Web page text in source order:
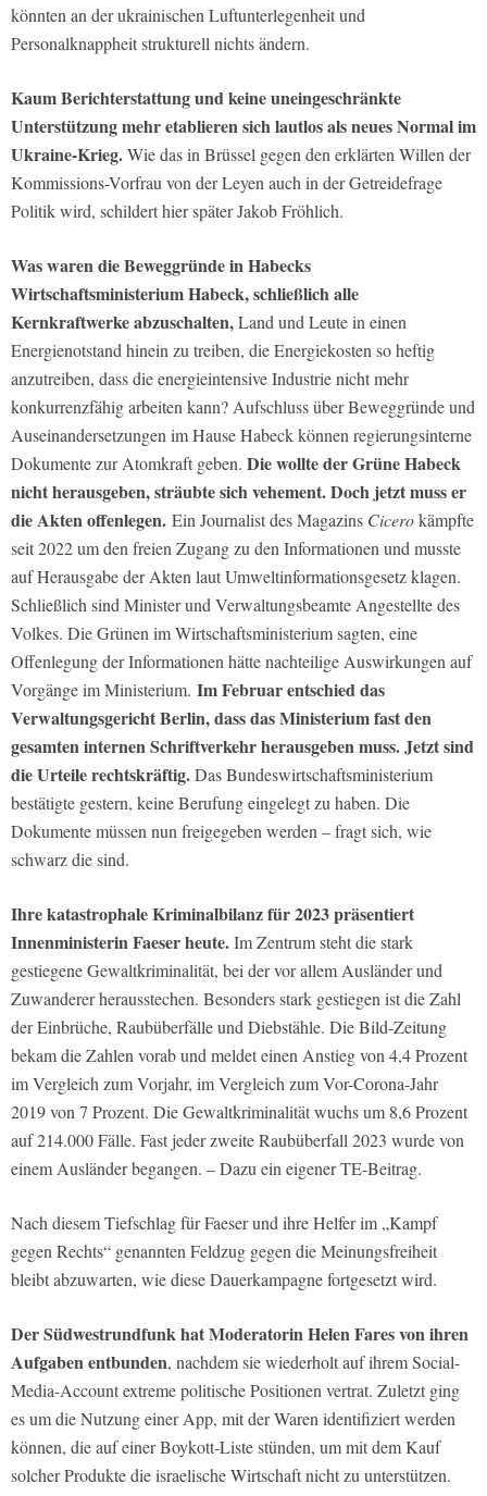
könnten an der ukrainischen Luftunterlegenheit und
Personalknappheit strukturell nichts ändern.
Kaum Berichterstattung und keine uneingeschränkte
Unterstützung mehr etablieren sich lautlos als neues Normal im
Ukraine-Krieg.Wie das in Brüssel gegen den erklärten Willen der
Kommissions-Vorfrau von der Leyen auch in der Getreidefrage
Politik wird, schildert hier später Jakob Fröhlich.
Was waren die Beweggründe in Habecks
Wirtschaftsministerium Habeck, schließlich alle
Kernkraftwerke abzuschalten,Land und Leute in einen
Energienotstand hinein zu treiben, die Energiekosten so heftig
anzutreiben, dass die energieintensive Industrie nicht mehr
konkurrenzfähig arbeiten kann? Aufschluss über Beweggründe und
Auseinandersetzungen im Hause Habeck können regierungsinterne
Dokumente zur Atomkraft geben. Die wollte der Grüne Habeck
nicht herausgeben, sträubte sich vehement. Doch jetzt muss er
die Akten offenlegen. Ein Journalist des Magazins Cicerokämpfte
seit 2022 um den freien Zugang zu den Informationen und musste
auf Herausgabe der Akten laut Umweltinformationsgesetz klagen.
Schließlich sind Minister und Verwaltungsbeamte Angestellte des
Volkes. Die Grünen im Wirtschaftsministerium sagten, eine
Offenlegung der Informationen hätte nachteilige Auswirkungen auf
Vorgänge im Ministerium. Im Februar entschied das
Verwaltungsgericht Berlin, dass das Ministerium fast den
gesamten internen Schriftverkehr herausgeben muss.Jetzt sind
die Urteile rechtskräftig.Das Bundeswirtschaftsministerium
bestätigte gestern, keine Berufung eingelegt zu haben. Die
Dokumente müssen nun freigegeben werden – fragt sich, wie
schwarz die sind.
Ihre katastrophale Kriminalbilanz für 2023 präsentiert
Innenministerin Faeser heute.Im Zentrum steht die stark
gestiegene Gewaltkriminalität, bei der vor allem Ausländer und
Zuwanderer herausstechen. Besonders stark gestiegen ist die Zahl
der Einbrüche, Raubüberfälle und Diebstähle. Die Bild-Zeitung
bekam die Zahlen vorab und meldet einen Anstieg von 4,4 Prozent
im Vergleich zum Vorjahr, im Vergleich zum Vor-Corona-Jahr
2019 von 7 Prozent. Die Gewaltkriminalität wuchs um 8,6 Prozent
auf 214.000 Fälle. Fast jeder zweite Raubüberfall 2023 wurde von
einem Ausländer begangen. – Dazu ein eigener TE-Beitrag.
Nach diesem Tiefschlag für Faeser und ihre Helfer im „Kampf
gegen Rechts“ genannten Feldzug gegen die Meinungsfreiheit
bleibt abzuwarten, wie diese Dauerkampagne fortgesetzt wird.
Der Südwestrundfunk hat Moderatorin Helen Fares von ihren
Aufgaben entbunden, nachdem sie wiederholt auf ihrem Social-
Media-Account extreme politische Positionen vertrat. Zuletzt ging
es um die Nutzung einer App, mit der Waren identifiziert werden
können, die auf einer Boykott-Liste stünden, um mit dem Kauf
solcher Produkte die israelische Wirtschaft nicht zu unterstützen.